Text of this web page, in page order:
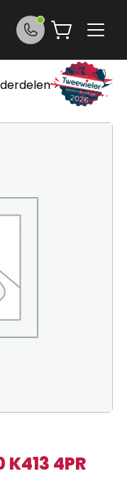
> Kenda
4PR